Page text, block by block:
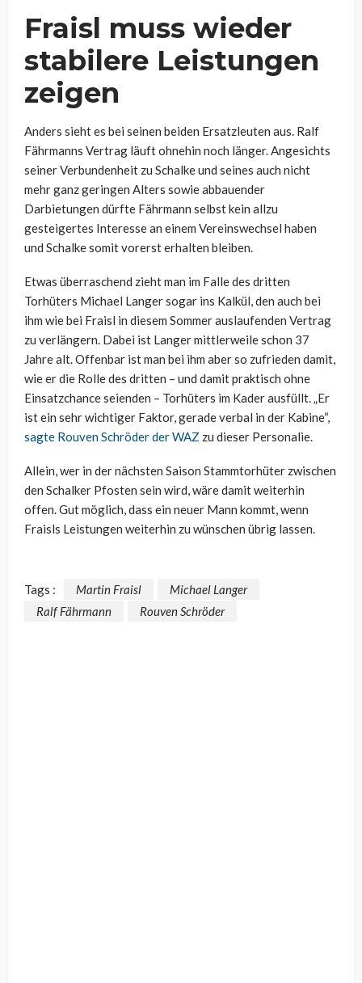
Fraisl muss wieder
stabilere Leistungen
zeigen
Anders sieht es bei seinen beiden Ersatzleuten aus. Ralf
Fährmanns Vertrag läuft ohnehin noch länger. Angesichts
seiner Verbundenheit zu Schalke und seines auch nicht
mehr ganz geringen Alters sowie abbauender
Darbietungen dürfte Fährmann selbst kein allzu
gesteigertes Interesse an einem Vereinswechsel haben
und Schalke somit vorerst erhalten bleiben.
Etwas überraschend zieht man im Falle des dritten
Torhüters Michael Langer sogar ins Kalkül, den auch bei
ihm wie bei Fraisl in diesem Sommer auslaufenden Vertrag
zu verlängern. Dabei ist Langer mittlerweile schon 37
Jahre alt. Offenbar ist man bei ihm aber so zufrieden damit,
wie er die Rolle des dritten – und damit praktisch ohne
Einsatzchance seienden – Torhüters im Kader ausfüllt. „Er
ist ein sehr wichtiger Faktor, gerade verbal in der Kabine“,
sagte Rouven Schröder der WAZ zu dieser Personalie.
Allein, wer in der nächsten Saison Stammtorhüter zwischen
den Schalker Pfosten sein wird, wäre damit weiterhin
offen. Gut möglich, dass ein neuer Mann kommt, wenn
Fraisls Leistungen weiterhin zu wünschen übrig lassen.
Tags : Martin Fraisl
Michael Langer
Ralf Fährmann
Rouven Schröder